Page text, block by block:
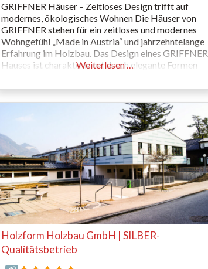
GRIFFNER Häuser – Zeitloses Design trifft auf
modernes, ökologisches Wohnen Die Häuser von
GRIFFNER stehen für ein zeitloses und modernes
Wohngefühl „Made in Austria“ und jahrzehntelange
Erfahrung im Holzbau. Das Design eines GRIFFNER
Hauses ist charakterisiert durch elegante Formen
Proportionen. Große Glasflächen und hohe Räume
in Kombination mit dem ökologischen Baustoff
Weiterlesen …
Holzform Holzbau GmbH | SILBER-
Qualitätsbetrieb